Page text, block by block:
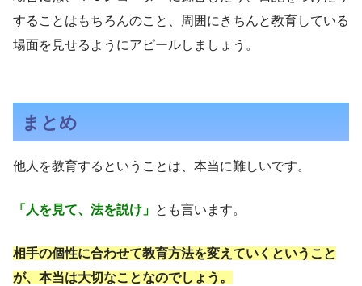
することはもちろんのこと、周囲にきちんと教育している
場面を見せるようにアピールしましょう。
まとめ
他人を教育するということは、本当に難しいです。
「人を見て、法を説け」 とも言います。
相手の個性に合わせて教育方法を変えていくということ
が、本当は大切なことなのでしょう。